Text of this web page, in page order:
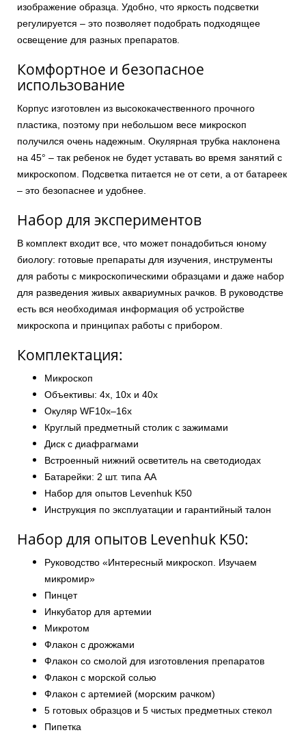
изображение образца. Удобно, что яркость подсветки
регулируется – это позволяет подобрать подходящее
освещение для разных препаратов.
Комфортное и безопасное
использование
Корпус изготовлен из высококачественного прочного
пластика, поэтому при небольшом весе микроскоп
получился очень надежным. Окулярная трубка наклонена
на 45° – так ребенок не будет уставать во время занятий с
микроскопом. Подсветка питается не от сети, а от батареек
– это безопаснее и удобнее.
Набор для экспериментов
В комплект входит все, что может понадобиться юному
биологу: готовые препараты для изучения, инструменты
для работы с микроскопическими образцами и даже набор
для разведения живых аквариумных рачков. В руководстве
есть вся необходимая информация об устройстве
микроскопа и принципах работы с прибором.
Комплектация:
Микроскоп
Объективы: 4х, 10х и 40х
Окуляр WF10x–16x
Круглый предметный столик с зажимами
Диск с диафрагмами
Встроенный нижний осветитель на светодиодах
Батарейки: 2 шт. типа АА
Набор для опытов Levenhuk K50
Инструкция по эксплуатации и гарантийный талон
Набор для опытов Levenhuk K50:
Руководство «Интересный микроскоп. Изучаем
микромир»
Пинцет
Инкубатор для артемии
Микротом
Флакон с дрожжами
Флакон со смолой для изготовления препаратов
Флакон с морской солью
Флакон с артемией (морским рачком)
5 готовых образцов и 5 чистых предметных стекол
Пипетка